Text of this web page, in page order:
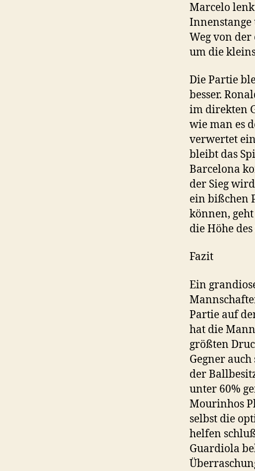
Marcelo
Innenstange
Weg von
um die
Die Partie
besser.
im direkten
wie man es
verwertet
bleibt das
Barcelona
der Sieg
ein bißchen
können,
die Höhe
Fazit
Ein
Partie auf
hat die
größten
Gegner
der
unter 60%
Mourinhos
selbst die
helfen
Guardiola